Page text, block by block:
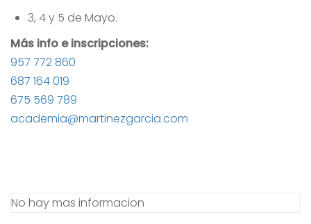
3, 4 y 5 de Mayo.
Más info e inscripciones:
957 772 860
687 164 019
675 569 789
academia@martinezgarcia.com
No hay mas informacion